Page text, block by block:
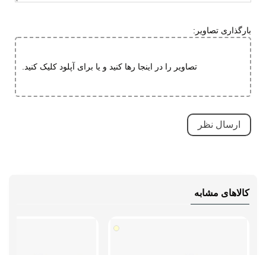
مقاوم در برابر سایش
تنفسی (قابلیت گردش هوا)
بارگذاری تصاویر:
تصاویر را در اینجا رها کنید و یا برای آپلود کلیک کنید.
کالاهای مشابه